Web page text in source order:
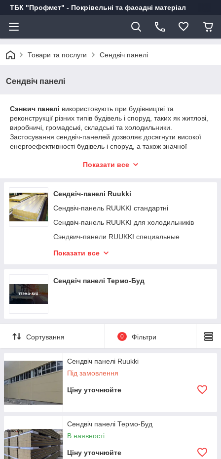
ТБК "Профмет" - Покрівельні та фасадні матеріал
Товари та послуги Сендвіч панелі
Сендвіч панелі
Сэнвич панелі використовують при будівництві та
реконструкції різних типів будівель і споруд, таких як житлові,
виробничі, громадські, складські та холодильники.
Застосування сендвіч-панелей дозволяє досягнути високої
енергоефективності будівель і споруд, а також значної
Показати все
Сендвіч-панелі Ruukki
Сендвіч-панель RUUKKI стандартні
Сендвіч-панель RUUKKI для холодильників
Сэндвич-панели RUUKKI специальные
Сендвіч-панель Ruukki підвищеної
Показати все
Сендвіч панелі Термо-Буд
Сортування 0 Фільтри
Сендвіч панелі Ruukki
Під замовлення
Ціну уточнюйте
Сендвіч панелі Термо-Буд
В наявності
Ціну уточнюйте